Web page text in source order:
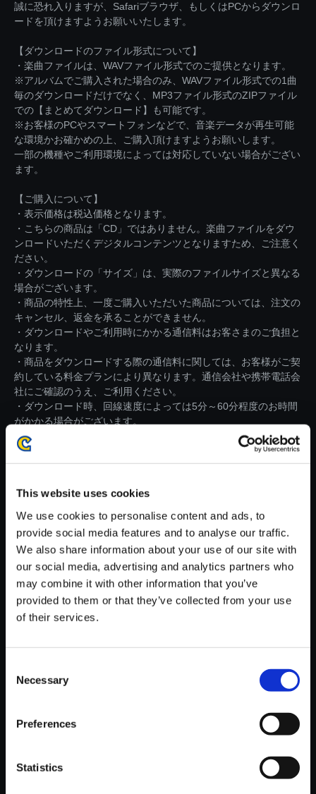
This website uses cookies
We use cookies to personalise content and ads, to
provide social media features and to analyse our traffic.
We also share information about your use of our site with
our social media, advertising and analytics partners who
may combine it with other information that you’ve
provided to them or that they’ve collected from your use
of their services.
Selection
Necessary
Preferences
Statistics
誠に恐れ入りますが、Safariブラウザ、もしくはPCからダウンロ
ードを頂けますようお願いいたします。
【ダウンロードのファイル形式について】
・楽曲ファイルは、WAVファイル形式でのご提供となります。
※アルバムでご購入された場合のみ、WAVファイル形式での1曲
毎のダウンロードだけでなく、MP3ファイル形式のZIPファイル
での【まとめてダウンロード】も可能です。
※お客様のPCやスマートフォンなどで、音楽データが再生可能
な環境かお確かめの上、ご購入頂けますようお願いします。
一部の機種やご利用環境によっては対応していない場合がござい
ます。
【ご購入について】
・表示価格は税込価格となります。
・こちらの商品は「CD」ではありません。楽曲ファイルをダウ
ンロードいただくデジタルコンテンツとなりますため、ご注意く
ださい。
・ダウンロードの「サイズ」は、実際のファイルサイズと異なる
場合がございます。
・商品の特性上、一度ご購入いただいた商品については、注文の
キャンセル、返金を承ることができません。
・ダウンロードやご利用時にかかる通信料はお客さまのご負担と
なります。
・商品をダウンロードする際の通信料に関しては、お客様がご契
約している料金プランにより異なります。通信会社や携帯電話会
社にご確認のうえ、ご利用ください。
・ダウンロード時、回線速度によっては5分～60分程度のお時間
がかかる場合がございます。
※ご購入いただいたファイルのダウンロードの際には、通信環境
が安定しているWifi環境でお試しください。
【単曲】BIOHAZARD RE:3 Ori
ginal Soundtrack Metamorpho
sis